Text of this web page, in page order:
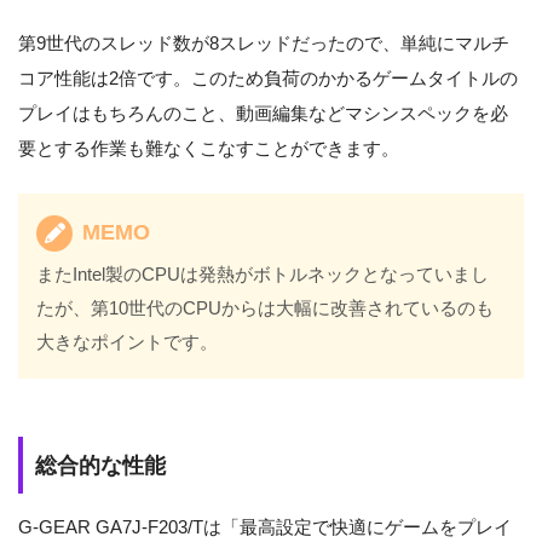
第9世代のスレッド数が8スレッドだったので、単純にマルチ
コア性能は2倍です。このため負荷のかかるゲームタイトルの
プレイはもちろんのこと、動画編集などマシンスペックを必
要とする作業も難なくこなすことができます。
MEMO
またIntel製のCPUは発熱がボトルネックとなっていまし
たが、第10世代のCPUからは大幅に改善されているのも
大きなポイントです。
総合的な性能
G-GEAR GA7J-F203/Tは「最高設定で快適にゲームをプレイ